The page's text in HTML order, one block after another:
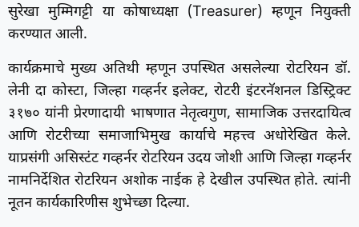
सुरेखा मुम्मिगट्टी या कोषाध्यक्षा (Treasurer) म्हणून नियुक्ती
करण्यात आली.
कार्यक्रमाचे मुख्य अतिथी म्हणून उपस्थित असलेल्या रोटरियन डॉ.
लेनी दा कोस्टा, जिल्हा गव्हर्नर इलेक्ट, रोटरी इंटरनॅशनल डिस्ट्रिक्ट
३१७० यांनी प्रेरणादायी भाषणात नेतृत्वगुण, सामाजिक उत्तरदायित्व
आणि रोटरीच्या समाजाभिमुख कार्याचे महत्त्व अधोरेखित केले.
याप्रसंगी असिस्टंट गव्हर्नर रोटरियन उदय जोशी आणि जिल्हा गव्हर्नर
नामनिर्देशित रोटरियन अशोक नाईक हे देखील उपस्थित होते. त्यांनी
नूतन कार्यकारिणीस शुभेच्छा दिल्या.